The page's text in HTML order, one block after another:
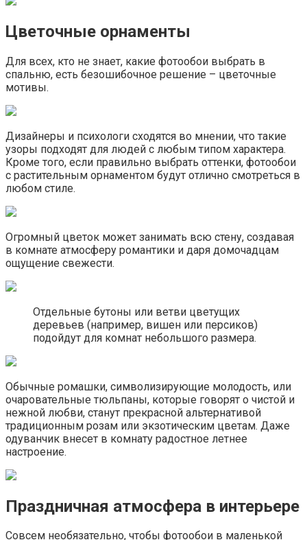
Цветочные орнаменты
Для всех, кто не знает, какие фотообои выбрать в
спальню, есть безошибочное решение – цветочные
мотивы.
Дизайнеры и психологи сходятся во мнении, что такие
узоры подходят для людей с любым типом характера.
Кроме того, если правильно выбрать оттенки, фотообои
с растительным орнаментом будут отлично смотреться в
любом стиле.
Огромный цветок может занимать всю стену, создавая
в комнате атмосферу романтики и даря домочадцам
ощущение свежести.
Отдельные бутоны или ветви цветущих
деревьев (например, вишен или персиков)
подойдут для комнат небольшого размера.
Обычные ромашки, символизирующие молодость, или
очаровательные тюльпаны, которые говорят о чистой и
нежной любви, станут прекрасной альтернативой
традиционным розам или экзотическим цветам. Даже
одуванчик внесет в комнату радостное летнее
настроение.
Праздничная атмосфера в интерьере
Совсем необязательно, чтобы фотообои в маленькой